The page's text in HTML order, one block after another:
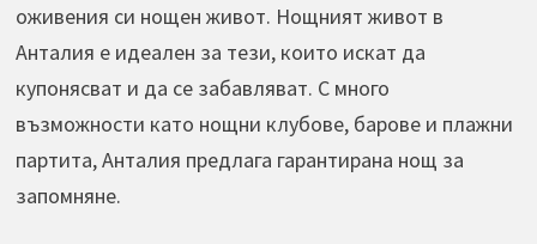
оживения си нощен живот. Нощният живот в
Анталия е идеален за тези, които искат да
купонясват и да се забавляват. С много
възможности като нощни клубове, барове и плажни
партита, Анталия предлага гарантирана нощ за
запомняне.